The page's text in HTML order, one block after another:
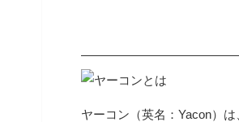
ヤーコン（英名：Yacon）